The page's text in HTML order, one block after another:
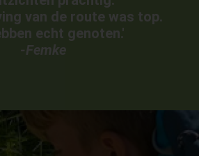
van de route was top.
echt genoten.'
-Femke